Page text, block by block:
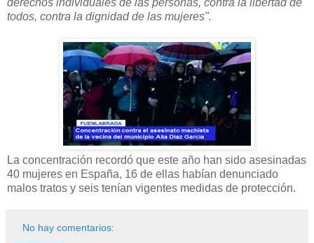
derechos individuales de las personas, contra la libertad de
todos, contra la dignidad de las mujeres".
La concentración recordó que este año han sido asesinadas
40 mujeres en España, 16 de ellas habían denunciado
malos tratos y seis tenían vigentes medidas de protección.
No hay comentarios: